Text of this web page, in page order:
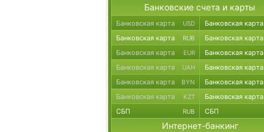
Банковские счета и карты
Банковская карта USD Банковская карта
Банковская карта RUB Банковская карта
Банковская карта EUR Банковская карта
Банковская карта UAH Банковская карта
Банковская карта BYN Банковская карта
Банковская карта KZT Банковская карта
СБП RUB СБП
Интернет-банкинг